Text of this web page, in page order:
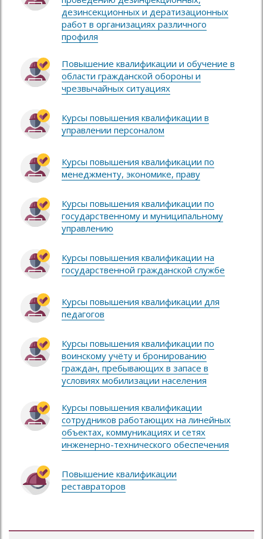
дезинсекционных и дератизационных
работ в организациях различного
профиля
Повышение квалификации и обучение в
области гражданской обороны и
чрезвычайных ситуациях
Курсы повышения квалификации в
управлении персоналом
Курсы повышения квалификации по
менеджменту, экономике, праву
Курсы повышения квалификации по
государственному и муниципальному
управлению
Курсы повышения квалификации на
государственной гражданской службе
Курсы повышения квалификации для
педагогов
Курсы повышения квалификации по
воинскому учёту и бронированию
граждан, пребывающих в запасе в
условиях мобилизации населения
Курсы повышения квалификации
сотрудников работающих на линейных
объектах, коммуникациях и сетях
инженерно-технического обеспечения
Повышение квалификации
реставраторов